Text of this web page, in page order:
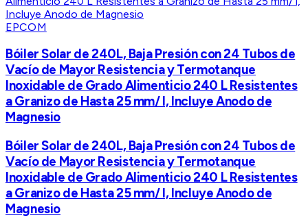
EPCOM
Bóiler Solar de 240L, Baja Presión con 24 Tubos de
Vacío de Mayor Resistencia y Termotanque
Inoxidable de Grado Alimenticio 240 L Resistentes
a Granizo de Hasta 25 mm/ l, Incluye Anodo de
Magnesio
Bóiler Solar de 240L, Baja Presión con 24 Tubos de
Vacío de Mayor Resistencia y Termotanque
Inoxidable de Grado Alimenticio 240 L Resistentes
a Granizo de Hasta 25 mm/ l, Incluye Anodo de
Magnesio